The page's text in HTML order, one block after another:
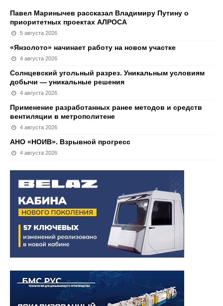
Павел Маринычев рассказал Владимиру Путину о
приоритетных проектах АЛРОСА
5 августа 2026
«Янзолото» начинает работу на новом участке
4 августа 2026
Солнцевский угольный разрез. Уникальным условиям
добычи — уникальные решения
4 августа 2026
Применение разработанных ранее методов и средств
вентиляции в метрополитене
4 августа 2026
АНО «НОИВ». Взрывной прогресс
4 августа 2026